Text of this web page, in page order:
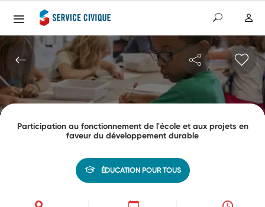
Participation au fonctionnement de l'école et aux projets en
faveur du développement durable
ÉDUCATION POUR TOUS